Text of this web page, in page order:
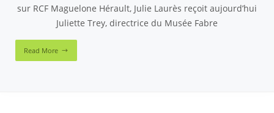
sur RCF Maguelone Hérault, Julie Laurès reçoit aujourd’hui
Juliette Trey, directrice du Musée Fabre
Read More